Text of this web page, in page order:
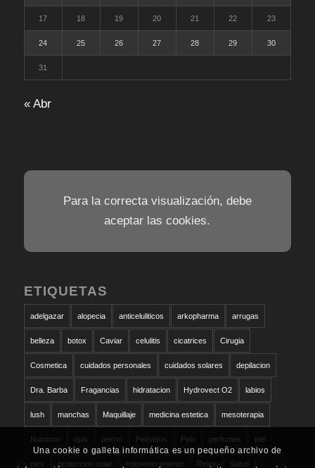
17 18 19 20 21 22 23
24 25 26 27 28 29 30
31
« Abr
Para la correcta visualización, debe
aceptar las cookies.
ETIQUETAS
adelgazar alopecia anticeluliticos arkopharma arrugas
belleza botox Caviar celulitis cicatrices Cirugia
Cosmetica cuidados personales cuidados solares depilacion
Dra. Barba Fragancias hidratacion Hydrovect O2 labios
lush manchas Maquillaje medicina estetica mesoterapia
Nutricion ojos pecho Peinados Pelo perfumes piel
pies proteccion solar rejuvenecimiento Relax Salud
Una cookie o galleta informática es un pequeño archivo de